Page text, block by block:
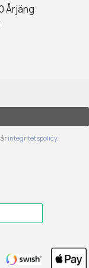
Årjäng
integritetspolicy.